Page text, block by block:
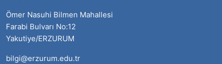
Ömer Nasuhi Bilmen Mahallesi
Farabi Bulvarı No:12
Yakutiye/ERZURUM
bilgi@erzurum.edu.tr